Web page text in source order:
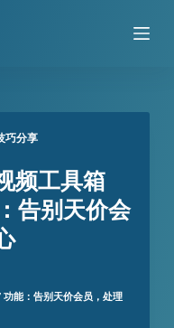
巧分享
频工具箱
告别天价会
功能：告别天价会员，处理